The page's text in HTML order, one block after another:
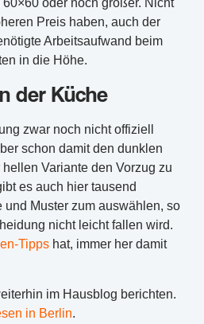
Preis haben, auch der
Arbeitsaufwand beim
in die Höhe.
der Küche
zwar noch nicht offiziell
schon damit den dunklen
Variante den Vorzug zu
es auch hier tausend
Muster zum auswählen, so
nicht leicht fallen wird.
Tipps hat, immer her damit
im Hausblog berichten.
in Berlin.